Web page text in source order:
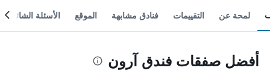
لمحة عن التقييمات فنادق مشابهة الموقع الأسئلة الشائعة
أفضل صفقات فندق آرون